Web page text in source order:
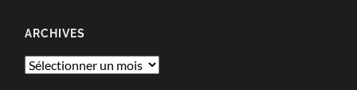
ARCHIVES
Archives